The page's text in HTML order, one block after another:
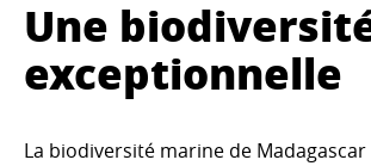
Une
exceptionnelle
La biodiversité marine de